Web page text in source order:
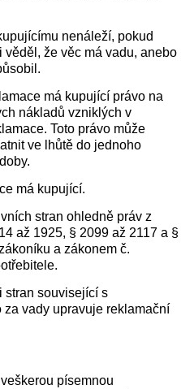
nenáleží, pokud
že věc má vadu, anebo
má kupující právo na
nákladů vzniklých v
Toto právo může
ve lhůtě do jednoho
má kupující.
stran ohledně práv z
až 1925, § 2099 až 2117 a §
a zákonem č.
stran související s
vady upravuje reklamační
písemnou